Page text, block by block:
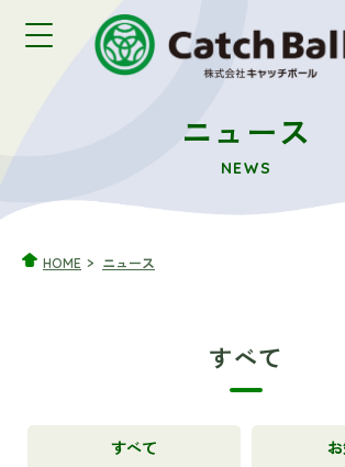
ニュース
NEWS
HOME ニュース
すべて
すべて